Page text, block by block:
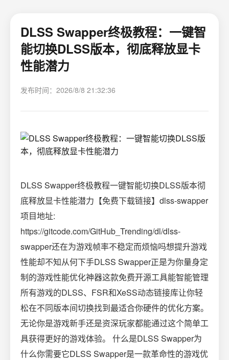
DLSS Swapper终极教程：一键智
能切换DLSS版本，彻底释放显卡
性能潜力
发布时间：2026/8/8 21:32:36
DLSS Swapper终极教程一键智能切换DLSS版本彻
底释放显卡性能潜力【免费下载链接】dlss-swapper
项目地址:
https://gitcode.com/GitHub_Trending/dl/dlss-
swapper还在为游戏帧率不稳定而烦恼吗想提升游戏
性能却不知从何下手DLSS Swapper正是为你量身定
制的游戏性能优化神器这款免费开源工具能智能管理
所有游戏的DLSS、FSR和XeSS动态链接库让你轻
松在不同版本间切换找到最适合你硬件的优化方案。
无论你是游戏新手还是资深玩家都能通过这个简单工
具获得更好的游戏体验。 什么是DLSS Swapper为
什么你需要它DLSS Swapper是一款革命性的游戏优